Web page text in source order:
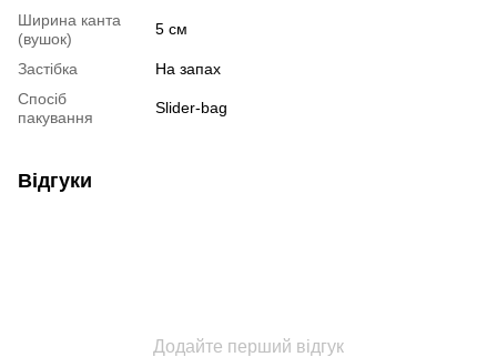
Ширина канта
(вушок)
5 см
Застібка
На запах
Спосіб
пакування
Slider-bag
Відгуки
Додайте перший відгук